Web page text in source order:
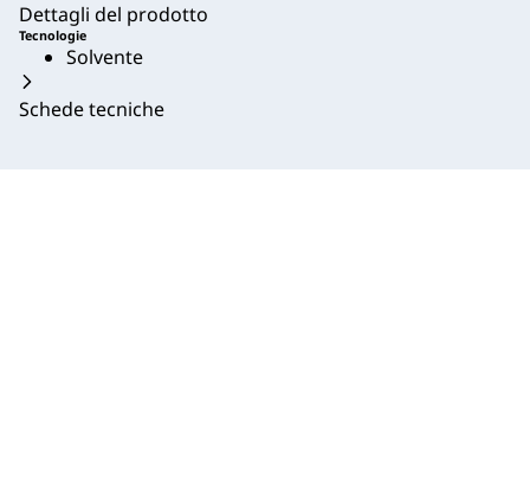
Dettagli del prodotto
Tecnologie
Solvente
Schede tecniche